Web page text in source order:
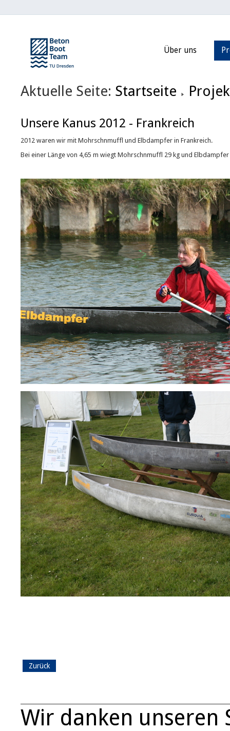
Über uns
Aktuelle Seite: Startseite
Unsere Kanus 2012 - Frankreich
2012 waren wir mit Mohrschnmuffl und Elbdampfer in Frankreich.
Bei einer Länge von 4,65 m wiegt Mohrschnmuffl 29 kg und Elbdampfer
Zurück
Wir danken unseren